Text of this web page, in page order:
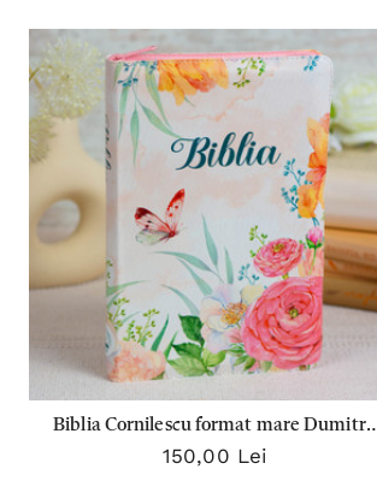
Biblia Cornilescu format mare Dumitru
Cornilescu 076 ZTI - Roz Floral
150,00 Lei